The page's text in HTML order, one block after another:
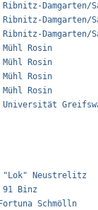
LAC Mühl
LAC Mühl
LAC Mühl
97 LAC Mühl
Universität
ESV "Lok"
97 SSV
SV Fortuna